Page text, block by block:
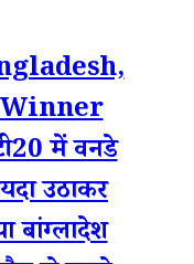
में वनडे
उठाकर
बांग्लादेश